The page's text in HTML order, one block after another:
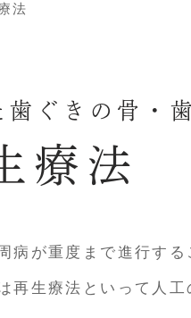
法
歯ぐきの骨・
療法
病が重度まで進行す
再生療法といって人